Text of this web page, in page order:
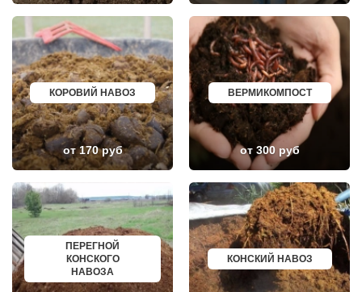
ЛОТОШИНО
ЛУКИНО
ЛУНЕВО
ЛУХОВИЦЫ
ЛЫТКАРИНО
ЛЬВОВСКИЙ
ЛЮБЕРЦЫ
ЛЮБУЧАНЫ
МАЛАХОВКА
МАЛИНО
МАМЫРИ
МАРФИНО
МЕНДЕЛЕЕВО
МЕШКОВО
МЕЩЕРИНО
МИХНЕВО
МИШЕРОНСКИЙ
МОЖАЙСК
МОЛОДЕЖНЫЙ
МОЛОКОВО
МОНИНО
КАНАШ
КУРГАНИНСК
ЩЕКИНО
ДИМИТРОВГРАД
СИМ
МАЛОЯРОСЛАВЕЦ
МАРИИНСК
МИНУСИНСК
ВЕРХНЯЯ ПЫШМА
РОССОШЬ
УСТЬ ЛАБИНСК
КОМСОМОЛЬСК
РЖЕВ
АЛЕКСЕЕВКА
ВЯЗЬМА
ИШИМ
ПОКРОВ
ЗЕЛЕНОДОЛЬСК
ЛИВНЫ
БОБРОВ
ЛИСКИ
КОРОВИЙ НАВОЗ
от 170 руб
ВЕРМИКОМПОСТ
от 300 руб
ПЕРЕГНОЙ
КОНСКОГО
НАВОЗА
КОНСКИЙ НАВОЗ